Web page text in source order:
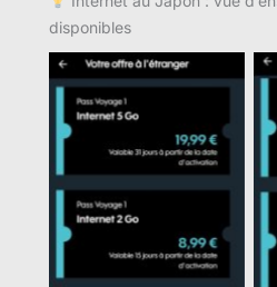
disponibles